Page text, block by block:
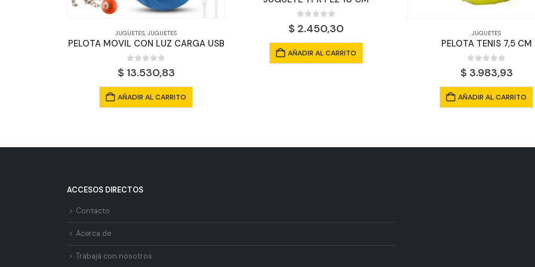
$2.450,30
AÑADIR AL CARRITO
JUGUETES
PELOTA TENIS 7,5 CM
JUGUETES
HUESO ALGODON CON
$8.385,30
AÑADIR AL CARRITO
ACCESOS DIRECTOS
Contacto
Acerca de
Trabajá con nosotros